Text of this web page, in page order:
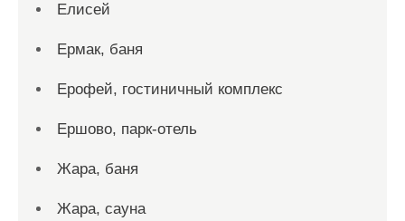
Елисей
Ермак, баня
Ерофей, гостиничный комплекс
Ершово, парк-отель
Жара, баня
Жара, сауна